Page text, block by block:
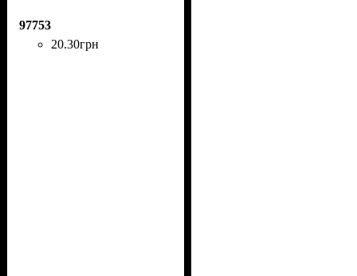
97753
20.30грн